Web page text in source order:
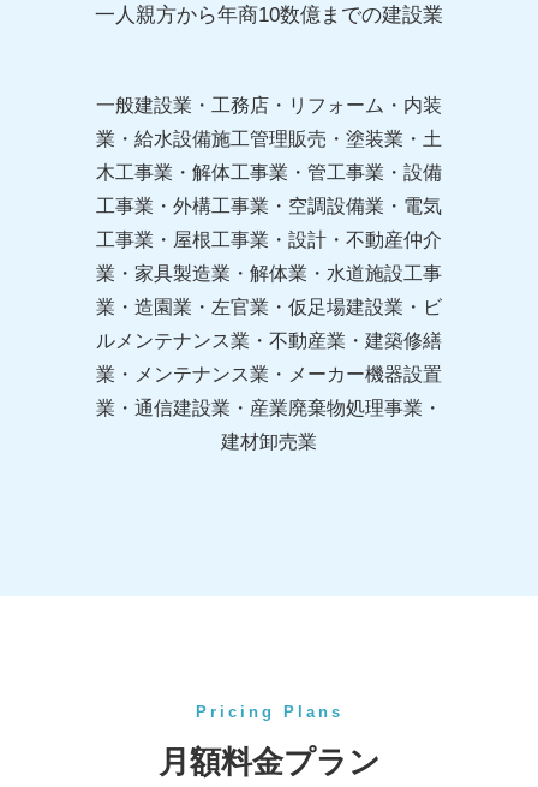
一人親方から年商10数億までの建設業
一般建設業・工務店・リフォーム・内装
業・給水設備施工管理販売・塗装業・土
木工事業・解体工事業・管工事業・設備
工事業・外構工事業・空調設備業・電気
工事業・屋根工事業・設計・不動産仲介
業・家具製造業・解体業・水道施設工事
業・造園業・左官業・仮足場建設業・ビ
ルメンテナンス業・不動産業・建築修繕
業・メンテナンス業・メーカー機器設置
業・通信建設業・産業廃棄物処理事業・
建材卸売業
Pricing Plans
月額料金プラン